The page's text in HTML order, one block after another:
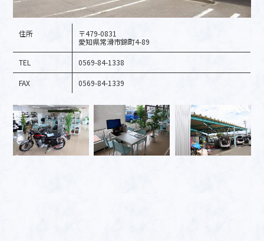
住所
〒479-0831
愛知県常滑市錦町4-89
TEL 0569-84-1338
FAX 0569-84-1339